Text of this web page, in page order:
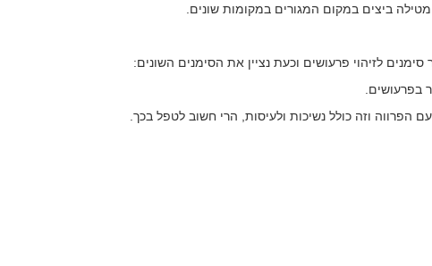
ביצים במקום המגורים במקומות שונים.
לזיהוי פרעושים וכעת נציין את הסימנים השונים:
בפרעושים.
וזה כולל נשיכות ולעיסות, הרי חשוב לטפל בכך.